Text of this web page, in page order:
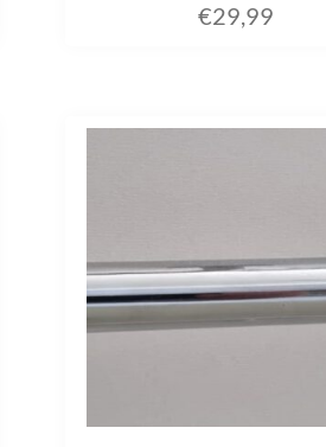
€29,99
ADD TO CART